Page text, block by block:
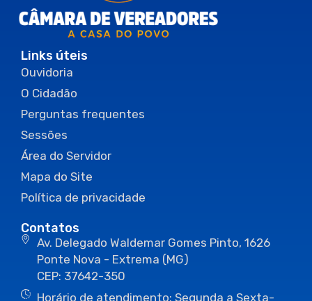
Links úteis
Ouvidoria
O Cidadão
Perguntas frequentes
Sessões
Área do Servidor
Mapa do Site
Política de privacidade
Contatos
Av. Delegado Waldemar Gomes Pinto, 1626
Ponte Nova - Extrema (MG)
CEP: 37642-350
Horário de atendimento: Segunda a Sexta-